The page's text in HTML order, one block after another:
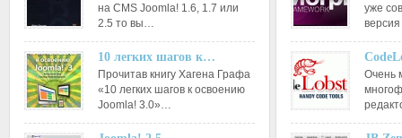
на CMS Joomla! 1.6, 1.7 или
2.5 то вы…
10 легких шагов к…
Прочитав книгу Хагена Графа
«10 легких шагов к освоению
Joomla! 3.0»…
уже
Очень